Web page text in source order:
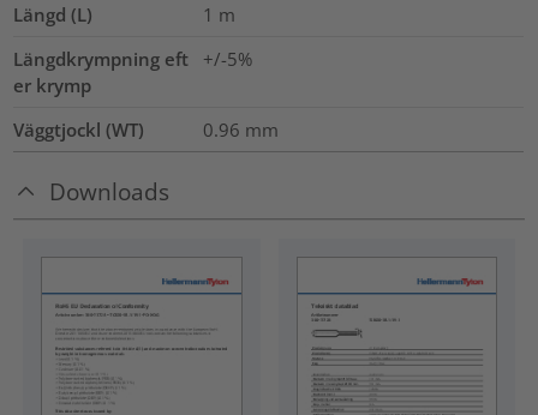
Längd (L) 1 m
Längdkrympning eft
er krymp
+/-5%
Väggtjockl (WT) 0.96 mm
Downloads